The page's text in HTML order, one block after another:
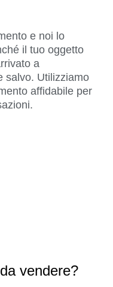
e noi lo
il tuo oggetto
a
salvo. Utilizziamo
affidabile per
vendere?